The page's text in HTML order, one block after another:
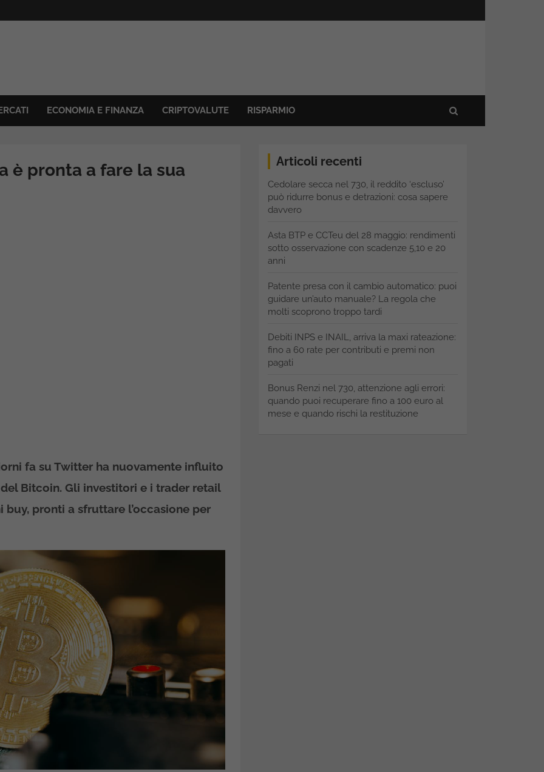
ECONOMIA E FINANZA CRIPTOVALUTE RISPARMIO
è pronta a fare la sua
fa su Twitter ha nuovamente influito
Bitcoin. Gli investitori e i trader retail
pronti a sfruttare l’occasione per
Articoli recenti
Cedolare secca nel 730, il reddito ‘escluso’
può ridurre bonus e detrazioni: cosa sapere
davvero
Asta BTP e CCTeu del 28 maggio: rendimenti
sotto osservazione con scadenze 5,10 e 20
anni
Patente presa con il cambio automatico: puoi
guidare un’auto manuale? La regola che
molti scoprono troppo tardi
Debiti INPS e INAIL, arriva la maxi rateazione:
fino a 60 rate per contributi e premi non
pagati
Bonus Renzi nel 730, attenzione agli errori:
quando puoi recuperare fino a 100 euro al
mese e quando rischi la restituzione